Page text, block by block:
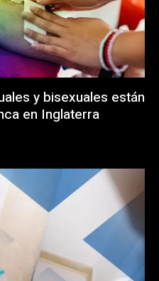
y bisexuales están
en Inglaterra